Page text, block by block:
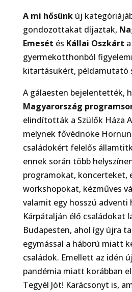
A mi hősünkúj
gondozottakat díjaztak,
Emesét és Kállai Oszkárt
gyermekotthonból
kitartásukért, példamutató
A gálaesten bejelentették,
Magyarország
elindították a Szülők Háza
melynek fővédnöke
családokért felelős
ennek során több
programokat, koncerteket,
workshopokat, kézműves
valamit egy hosszú adventi
Kárpátalján élő családokat
Budapesten, ahol így újra
egymással a háború miatt
családok. Emellett az idén
pandémia miatt korábban
Tegyél Jót! Karácsonyt is,